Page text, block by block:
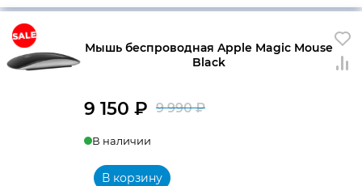
Мышь беспроводная Apple Magic Mouse
Black
9 990₽
9 150 ₽
В наличии
В корзину